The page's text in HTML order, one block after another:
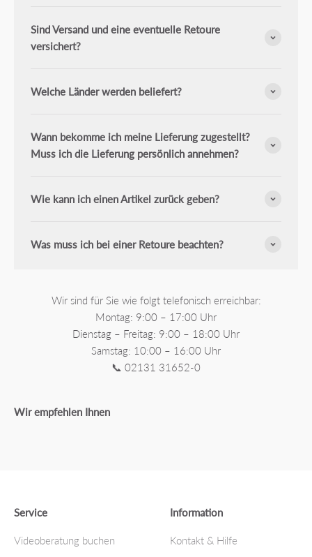
Sind Versand und eine eventuelle Retoure
versichert?
Welche Länder werden beliefert?
Wann bekomme ich meine Lieferung zugestellt?
Muss ich die Lieferung persönlich annehmen?
Wie kann ich einen Artikel zurück geben?
Was muss ich bei einer Retoure beachten?
Wir sind für Sie wie folgt telefonisch erreichbar:
Montag: 9:00 – 17:00 Uhr
Dienstag – Freitag: 9:00 – 18:00 Uhr
Samstag: 10:00 – 16:00 Uhr
📞 02131 31652-0
Wir empfehlen Ihnen
Service
Videoberatung buchen
Information
Kontakt & Hilfe